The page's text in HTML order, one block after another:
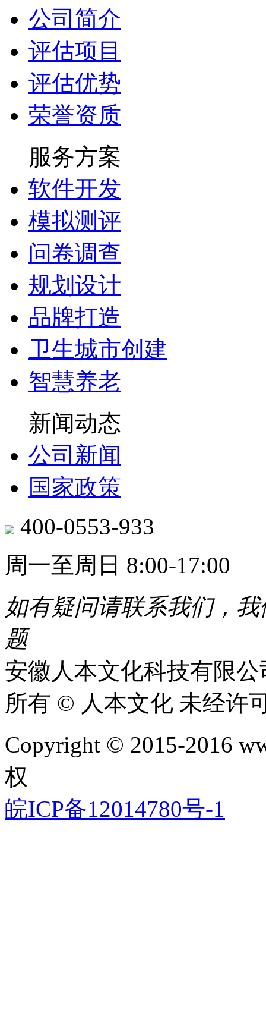
公司简介
评估项目
评估优势
荣誉资质
服务方案
软件开发
模拟测评
问卷调查
规划设计
品牌打造
卫生城市创建
智慧养老
新闻动态
公司新闻
国家政策
400-0553-933
周一至周日 8:00-17:00
如有疑问请联系我们，
题​
安徽人本文化科技有限
所有 © 人本文化 未经许
Copyright © 2015-2016
权
皖ICP备12014780号-1